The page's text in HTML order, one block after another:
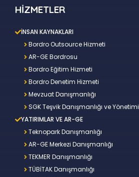
HİZMETLER
İNSAN KAYNAKLARI
Bordro Outsource Hizmeti
AR-GE Bordrosu
Bordro Eğitim Hizmeti
Bordro Denetim Hizmeti
Mevzuat Danışmanlığı
SGK Teşvik Danışmanlığı ve Yönetimi
YATIRIMLAR VE AR-GE
Teknopark Danışmanlığı
AR-GE Merkezi Danışmanlığı
TEKMER Danışmanlığı
TÜBİTAK Danışmanlığı